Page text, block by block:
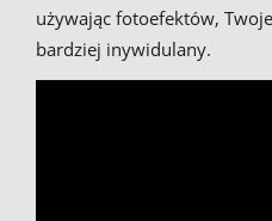
używając fotoefektów,
bardziej inywidulany.